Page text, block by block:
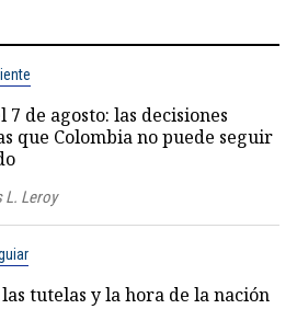
7 de agosto: las decisiones
que Colombia no puede seguir
L. Leroy
tutelas y la hora de la nación